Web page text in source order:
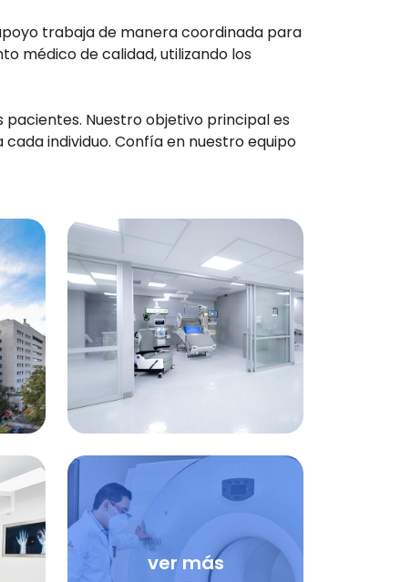
trabaja de manera coordinada para
médico de calidad, utilizando los
Nuestro objetivo principal es
individuo. Confía en nuestro equipo
ver más